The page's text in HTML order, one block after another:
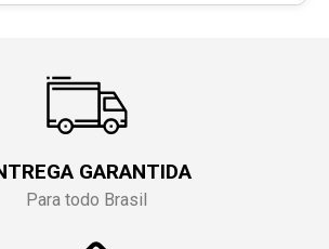
GARANTIDA
Para todo Brasil